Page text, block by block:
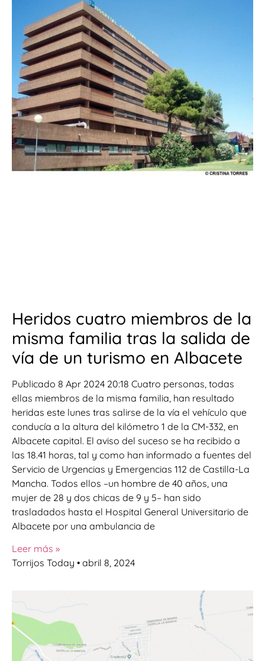
Heridos cuatro miembros de la
misma familia tras la salida de
vía de un turismo en Albacete
Publicado 8 Apr 2024 20:18 Cuatro personas, todas
ellas miembros de la misma familia, han resultado
heridas este lunes tras salirse de la vía el vehículo que
conducía a la altura del kilómetro 1 de la CM-332, en
Albacete capital. El aviso del suceso se ha recibido a
las 18.41 horas, tal y como han informado a fuentes del
Servicio de Urgencias y Emergencias 112 de Castilla-La
Mancha. Todos ellos –un hombre de 40 años, una
mujer de 28 y dos chicas de 9 y 5– han sido
trasladados hasta el Hospital General Universitario de
Albacete por una ambulancia de
Leer más »
Torrijos Today
abril 8, 2024